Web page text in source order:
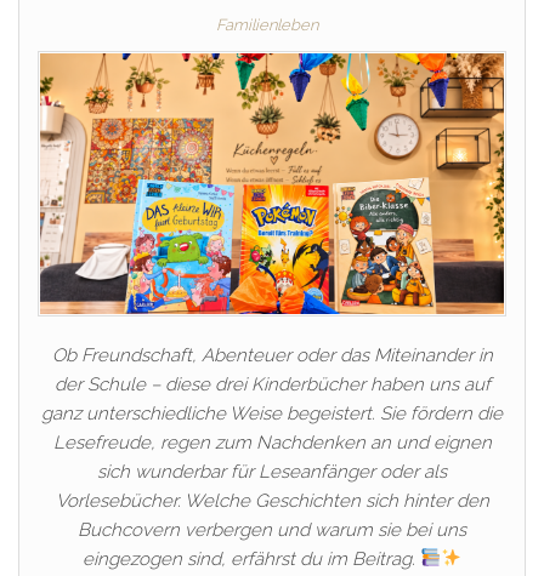
Familienleben
Ob Freundschaft, Abenteuer oder das Miteinander in
der Schule – diese drei Kinderbücher haben uns auf
ganz unterschiedliche Weise begeistert. Sie fördern die
Lesefreude, regen zum Nachdenken an und eignen
sich wunderbar für Leseanfänger oder als
Vorlesebücher. Welche Geschichten sich hinter den
Buchcovern verbergen und warum sie bei uns
eingezogen sind, erfährst du im Beitrag.